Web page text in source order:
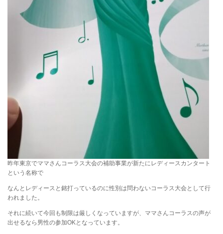
昨年東京でママさんコーラス大会の補助事業が新たにレディースカンタート
という名称で
なんとレディースと銘打っているのに性別は問わないコーラス大会として行
われました。
それに続いて今回も制限は厳しくなっていますが、ママさんコーラスの声が
出せるなら男性の参加OKとなっています。